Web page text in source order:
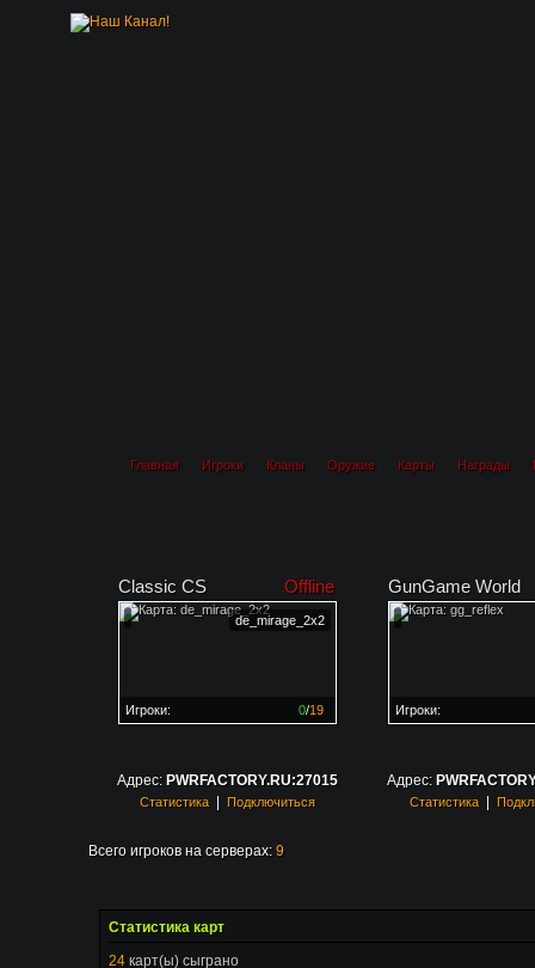
Главная Игроки Кланы Оружие Карты Награды
Classic CS Offline
de_mirage_2x2
0/19
Игроки:
GunGame World
Игроки:
Адрес: PWRFACTORY.RU:27015
Статистика| Подключиться
Адрес:
Статистика|
Всего игроков на серверах: 9
Статистика карт
24 карт(ы) сыграно